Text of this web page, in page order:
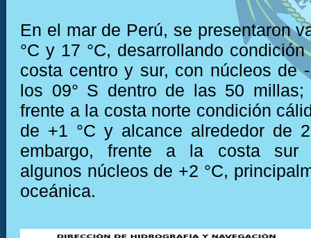
En el mar de Perú, se presentaron
°C y 17 °C, desarrollando
costa centro y sur, con núcleos de
los 09° S dentro de las 50 millas;
frente a la costa norte condición
de +1 °C y alcance alrededor de
embargo, frente a la costa sur
algunos núcleos de +2 °C,
oceánica.